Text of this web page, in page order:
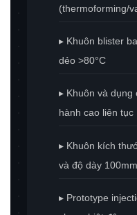
(thermoforming/
▸ Khuôn blister
dẻo >80°C
▸ Khuôn và dụng
hành cao liên tục
▸ Khuôn kích
và độ dày 100mm
▸ Prototype